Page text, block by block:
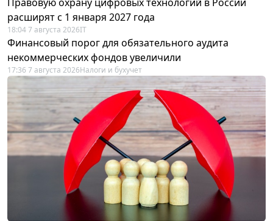
Правовую охрану цифровых технологий в России
расширят с 1 января 2027 года
18:04 7 августа 2026IT
Финансовый порог для обязательного аудита
некоммерческих фондов увеличили
17:36 7 августа 2026Налоги и бухучет